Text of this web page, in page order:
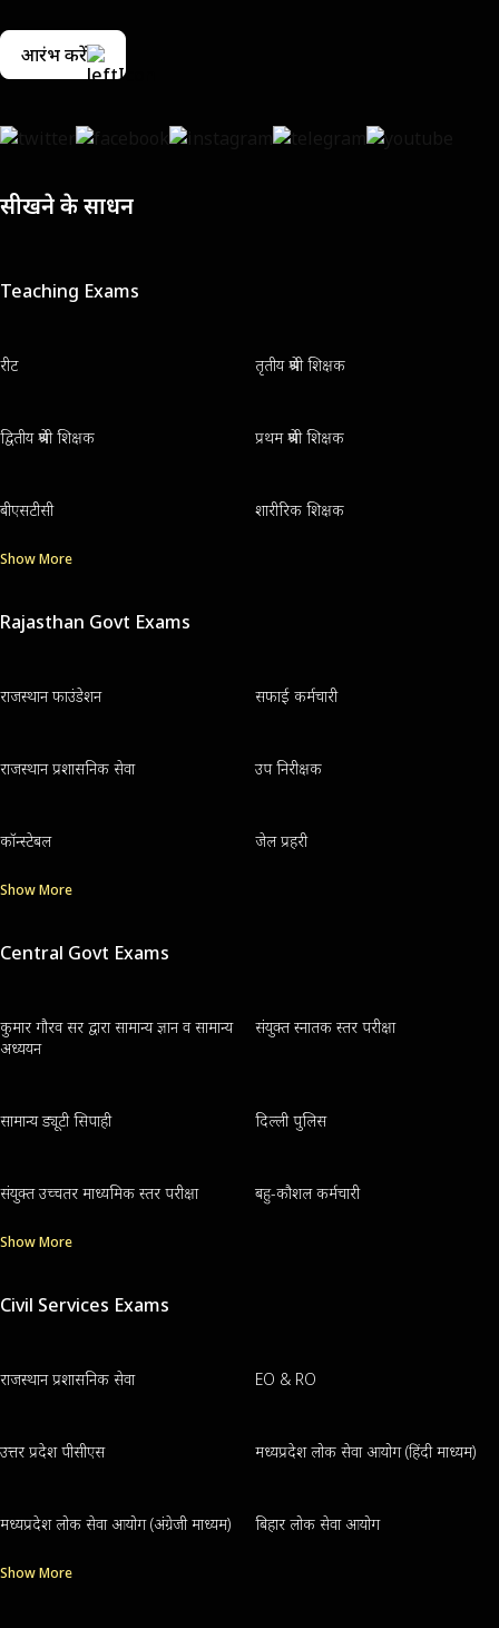
आरंभ करें
सीखने के साधन
Teaching Exams
रीट तृतीय श्रेणी शिक्षक
द्वितीय श्रेणी शिक्षक प्रथम श्रेणी शिक्षक
बीएसटीसी शारीरिक शिक्षक
Show More
Rajasthan Govt Exams
राजस्थान फाउंडेशन सफाई कर्मचारी
राजस्थान प्रशासनिक सेवा उप निरीक्षक
कॉन्स्टेबल जेल प्रहरी
Show More
Central Govt Exams
कुमार गौरव सर द्वारा सामान्य ज्ञान व सामान्य
अध्ययन
संयुक्त स्नातक स्तर परीक्षा
सामान्य ड्यूटी सिपाही दिल्ली पुलिस
संयुक्त उच्चतर माध्यमिक स्तर परीक्षा बहु-कौशल कर्मचारी
Show More
Civil Services Exams
राजस्थान प्रशासनिक सेवा EO & RO
उत्तर प्रदेश पीसीएस मध्यप्रदेश लोक सेवा आयोग (हिंदी माध्यम)
मध्यप्रदेश लोक सेवा आयोग (अंग्रेजी माध्यम) बिहार लोक सेवा आयोग
Show More